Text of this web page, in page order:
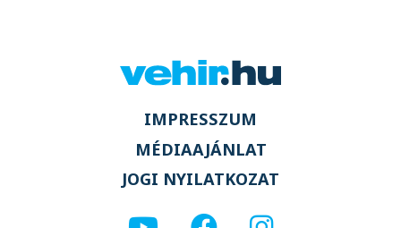
IMPRESSZUM
MÉDIAAJÁNLAT
JOGI NYILATKOZAT